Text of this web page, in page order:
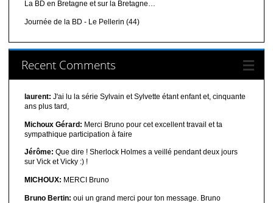
La BD en Bretagne et sur la Bretagne…
Journée de la BD - Le Pellerin (44)
Recent Comments
laurent: J'ai lu la série Sylvain et Sylvette étant enfant et, cinquante
ans plus tard,
Michoux Gérard: Merci Bruno pour cet excellent travail et ta
sympathique participation à faire
Jérôme: Que dire ! Sherlock Holmes a veillé pendant deux jours
sur Vick et Vicky :) !
MICHOUX: MERCI Bruno
Bruno Bertin: oui un grand merci pour ton message. Bruno